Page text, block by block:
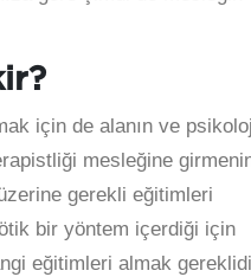
için de alanın ve
mesleğine
gerekli eğitimleri
bir yöntem içerdiği için
eğitimleri almak